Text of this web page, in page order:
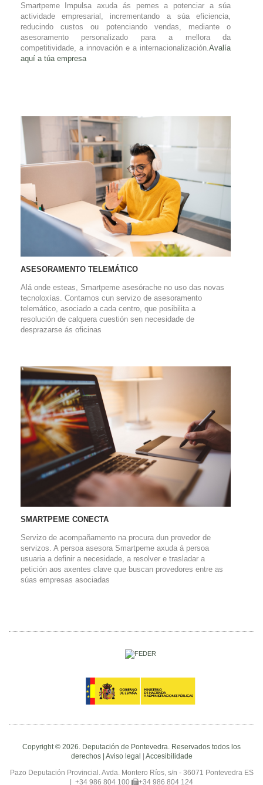
Smartpeme Impulsa axuda ás pemes a potenciar a súa
actividade empresarial, incrementando a súa eficiencia,
reducindo custos ou potenciando vendas, mediante o
asesoramento personalizado para a mellora da
competitividade, a innovación e a internacionalización.Avalía
aquí a túa empresa
ASESORAMENTO TELEMÁTICO
Alá onde esteas, Smartpeme asesórache no uso das novas
tecnoloxías. Contamos cun servizo de asesoramento
telemático, asociado a cada centro, que posibilita a
resolución de calquera cuestión sen necesidade de
desprazarse ás oficinas
SMARTPEME CONECTA
Servizo de acompañamento na procura dun provedor de
servizos. A persoa asesora Smartpeme axuda á persoa
usuaria a definir a necesidade, a resolver e trasladar a
petición aos axentes clave que buscan provedores entre as
súas empresas asociadas
Copyright © 2026. Deputación de Pontevedra. Reservados todos los
derechos | Aviso legal Accesibilidade
Pazo Deputación Provincial. Avda. Montero Ríos, s/n - 36071 Pontevedra ES
+34 986 804 100 +34 986 804 124